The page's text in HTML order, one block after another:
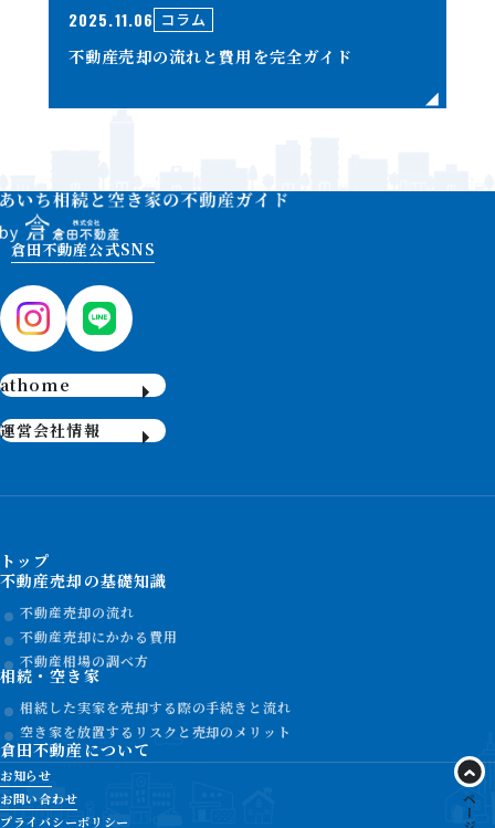
2025.11.06 コラム
不動産売却の流れと費用を完全ガイド
倉田不動産公式SNS
athome
運営会社情報
トップ
不動産売却の基礎知識
不動産売却の流れ
不動産売却にかかる費用
不動産相場の調べ方
相続・空き家
相続した実家を売却する際の手続きと流れ
空き家を放置するリスクと売却のメリット
倉田不動産について
お知らせ
お問い合わせ
プライバシーポリシー